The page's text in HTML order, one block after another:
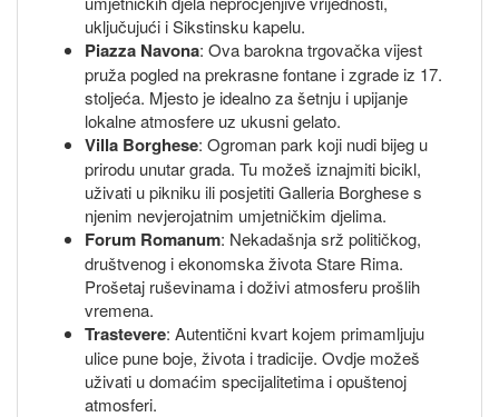
uključujući i Sikstinsku kapelu.
Piazza Navona: Ova barokna trgovačka vijest
pruža pogled na prekrasne fontane i zgrade iz 17.
stoljeća. Mjesto je idealno za šetnju i upijanje
lokalne atmosfere uz ukusni gelato.
Villa Borghese: Ogroman park koji nudi bijeg u
prirodu unutar grada. Tu možeš iznajmiti bicikl,
uživati u pikniku ili posjetiti Galleria Borghese s
njenim nevjerojatnim umjetničkim djelima.
Forum Romanum: Nekadašnja srž političkog,
društvenog i ekonomska života Stare Rima.
Prošetaj ruševinama i doživi atmosferu prošlih
vremena.
Trastevere: Autentični kvart kojem primamljuju
ulice pune boje, života i tradicije. Ovdje možeš
uživati u domaćim specijalitetima i opuštenoj
atmosferi.